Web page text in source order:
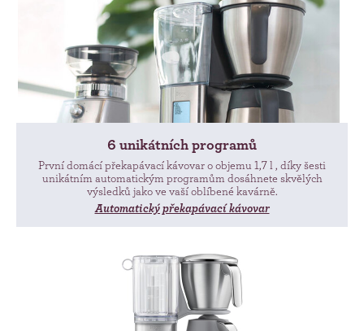
6 unikátních programů
První domácí překapávací kávovar o objemu 1,7 l , díky šesti
unikátním automatickým programům dosáhnete skvělých
výsledků jako ve vaší oblíbené kavárně.
Automatický překapávací kávovar